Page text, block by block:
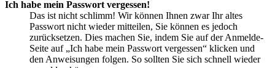
Ich habe mein Passwort vergessen!
Das ist nicht schlimm! Wir können Ihnen zwar Ihr altes
Passwort nicht wieder mitteilen, Sie können es jedoch
zurücksetzen. Dies machen Sie, indem Sie auf der Anmelde-
Seite auf „Ich habe mein Passwort vergessen“ klicken und
den Anweisungen folgen. So sollten Sie sich schnell wieder